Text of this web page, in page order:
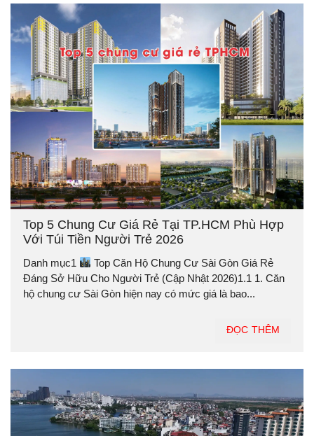
Top 5 Chung Cư Giá Rẻ Tại TP.HCM Phù Hợp
Với Túi Tiền Người Trẻ 2026
Danh mục1
Top Căn Hộ Chung Cư Sài Gòn Giá Rẻ
Đáng Sở Hữu Cho Người Trẻ (Cập Nhật 2026)1.1 1. Căn
hộ chung cư Sài Gòn hiện nay có mức giá là bao...
ĐỌC THÊM